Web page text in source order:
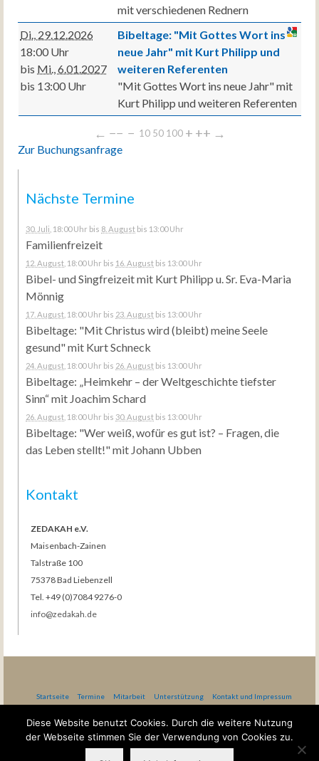
mit verschiedenen Rednern
Di., 29.12.2026
18:00 Uhr
bis Mi., 6.01.2027
bis 13:00 Uhr
Bibeltage: "Mit Gottes Wort ins
neue Jahr" mit Kurt Philipp und
weiteren Referenten
"Mit Gottes Wort ins neue Jahr" mit
Kurt Philipp und weiteren Referenten
← −− − 10 50 100 + ++ →
Zur Buchungsanfrage
Nächste Termine
30. Juli , 18:00 Uhr bis 8. August bis 13:00 Uhr
Familienfreizeit
12. August , 18:00 Uhr bis 16. August bis 13:00 Uhr
Bibel- und Singfreizeit mit Kurt Philipp u. Sr. Eva-Maria
Mönnig
17. August , 18:00 Uhr bis 23. August bis 13:00 Uhr
Bibeltage: "Mit Christus wird (bleibt) meine Seele
gesund" mit Kurt Schneck
24. August , 18:00 Uhr bis 26. August bis 13:00 Uhr
Bibeltage: „Heimkehr – der Weltgeschichte tiefster
Sinn“ mit Joachim Schard
26. August , 18:00 Uhr bis 30. August bis 13:00 Uhr
Bibeltage: "Wer weiß, wofür es gut ist? – Fragen, die
das Leben stellt!" mit Johann Ubben
Kontakt
ZEDAKAH e.V.
Maisenbach-Zainen
Talstraße 100
75378 Bad Liebenzell
Tel. +49 (0)7084 9276-0
info@zedakah.de
Startseite Termine Mitarbeit Unterstützung Kontakt und Impressum
Datenschutzerklärung nach DSG-EKD AGB Gästehaus Bethel
Gottesdienste in Maisenbach
Diese Website benutzt Cookies. Durch die weitere Nutzung
der Webseite stimmen Sie der Verwendung von Cookies zu.